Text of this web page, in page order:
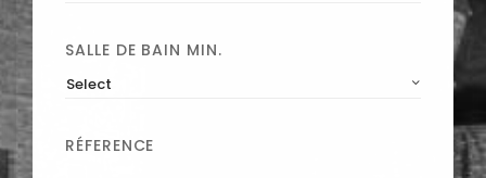
SALLE DE BAIN MIN.
Select
RÉFERENCE